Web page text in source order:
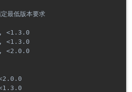
低版本要求
<1.3.0
<1.3.0
<2.0.0